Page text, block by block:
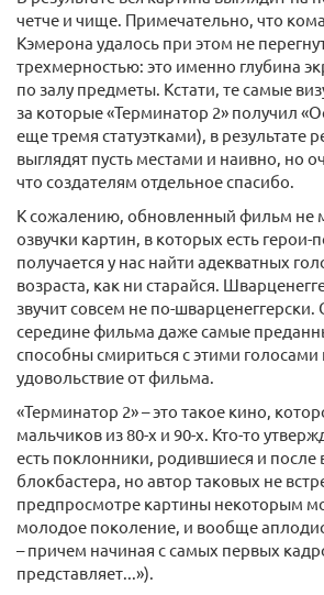
четче и чище. Примечательно, что
Кэмерона удалось при этом не
трехмерностью: это именно глубина
по залу предметы. Кстати, те самые
за которые «Терминатор 2» получил
еще тремя статуэтками), в результате
выглядят пусть местами и наивно, но
что создателям отдельное спасибо.
К сожалению, обновленный фильм не
озвучки картин, в которых есть герои-
получается у нас найти адекватных
возраста, как ни старайся.
звучит совсем не по-
середине фильма даже самые
способны смириться с этими голосами
удовольствие от фильма.
«Терминатор 2» – это такое кино,
мальчиков из 80-х и 90-х. Кто-то
есть поклонники, родившиеся и после
блокбастера, но автор таковых не
предпросмотре картины некоторым
молодое поколение, и вообще
– причем начиная с самых первых
представляет...»).